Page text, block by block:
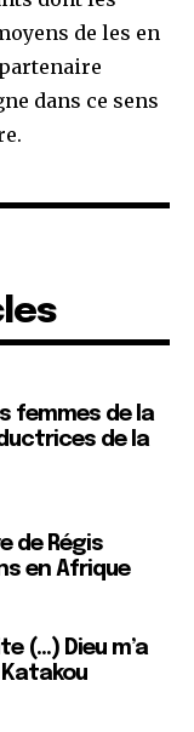
de les en
dans ce sens
femmes de la
de la
de Régis
en Afrique
(…) Dieu m’a
Katakou